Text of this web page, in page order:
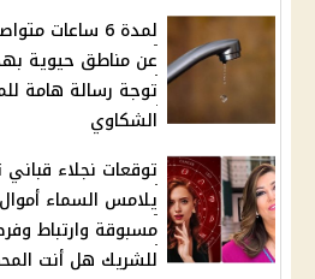
لمدة 6 ساعات
عن مناطق حيوية
توجة رسالة هامة
الشكاوي
توقعات نجلاء
يلامس السماء
مسبوقة وارتباط
للشريك هل أنت